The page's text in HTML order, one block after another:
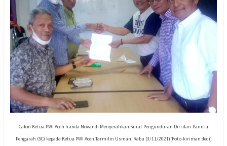
Calon Ketua PWI Aceh Iranda Novandi Menyerahkan Surat Pengunduran Diri dari Panitia
Pengarah (SC) kepada Ketua PWI Aceh Tarmilin Usman, Rabu (3/11/2021)[Foto-kiriman dedi]